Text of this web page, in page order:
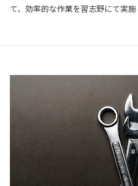
て、効率的な作業を習志野にて実施